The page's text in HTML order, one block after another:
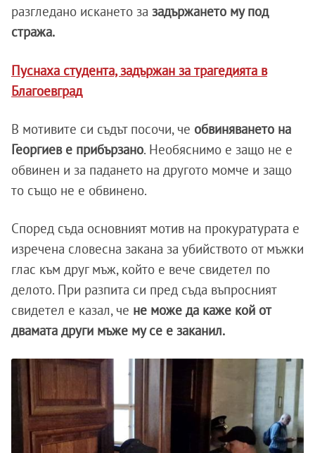
разгледано искането за задържането му под
стража.
Пуснаха студента, задържан за трагедията в
Благоевград
В мотивите си съдът посочи, че обвиняването на
Георгиев е прибързано. Необяснимо е защо не е
обвинен и за падането на другото момче и защо
то също не е обвинено.
Според съда основният мотив на прокуратурата е
изречена словесна закана за убийството от мъжки
глас към друг мъж, който е вече свидетел по
делото. При разпита си пред съда въпросният
свидетел е казал, че не може да каже кой от
двамата други мъже му се е заканил.